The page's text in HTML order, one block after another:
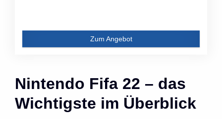
Zum Angebot
Nintendo Fifa 22 – das
Wichtigste im Überblick